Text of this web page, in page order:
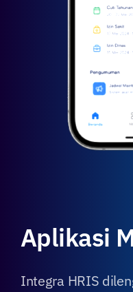
Aplikasi
Integra HRIS